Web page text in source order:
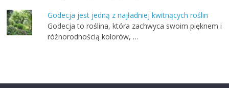
Godecja jest jedną z najładniej kwitnących roślin
Godecja to roślina, która zachwyca swoim pięknem i
różnorodnością kolorów, …